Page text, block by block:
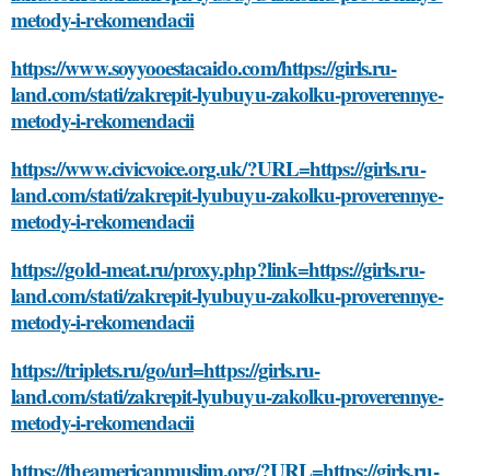
metody-i-rekomendacii
https://www.soyyooestacaido.com/https://girls.ru-
land.com/stati/zakrepit-lyubuyu-zakolku-proverennye-
metody-i-rekomendacii
https://www.civicvoice.org.uk/?URL=https://girls.ru-
land.com/stati/zakrepit-lyubuyu-zakolku-proverennye-
metody-i-rekomendacii
https://gold-meat.ru/proxy.php?link=https://girls.ru-
land.com/stati/zakrepit-lyubuyu-zakolku-proverennye-
metody-i-rekomendacii
https://triplets.ru/go/url=https://girls.ru-
land.com/stati/zakrepit-lyubuyu-zakolku-proverennye-
metody-i-rekomendacii
https://theamericanmuslim.org/?URL=https://girls.ru-